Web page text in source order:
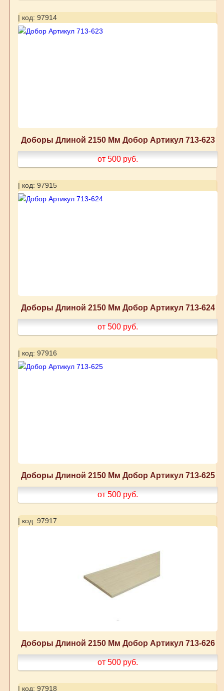
| код: 97914
Доборы Длиной 2150 Мм Добор Артикул 713-623
от 500 руб.
| код: 97915
Доборы Длиной 2150 Мм Добор Артикул 713-624
от 500 руб.
| код: 97916
Доборы Длиной 2150 Мм Добор Артикул 713-625
от 500 руб.
| код: 97917
Доборы Длиной 2150 Мм Добор Артикул 713-626
от 500 руб.
| код: 97918